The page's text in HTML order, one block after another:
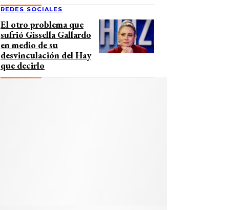
REDES SOCIALES
El otro problema que
sufrió Gissella Gallardo
en medio de su
desvinculación del Hay
que decirlo